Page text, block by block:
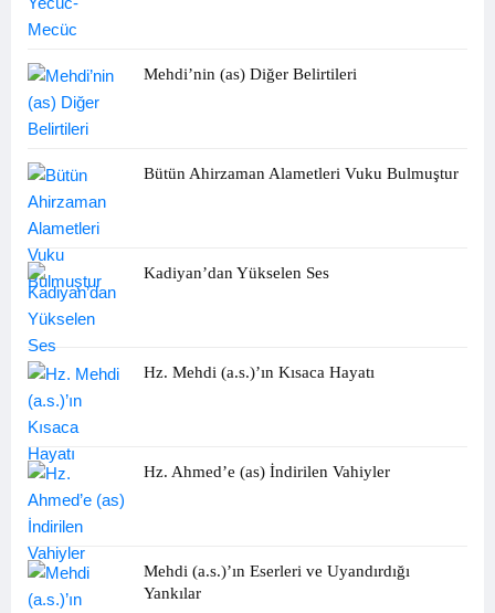
Mehdi’nin (as) Diğer Belirtileri
Bütün Ahirzaman Alametleri Vuku Bulmuştur
Kadiyan’dan Yükselen Ses
Hz. Mehdi (a.s.)’ın Kısaca Hayatı
Hz. Ahmed’e (as) İndirilen Vahiyler
Mehdi (a.s.)’ın Eserleri ve Uyandırdığı
Yankılar